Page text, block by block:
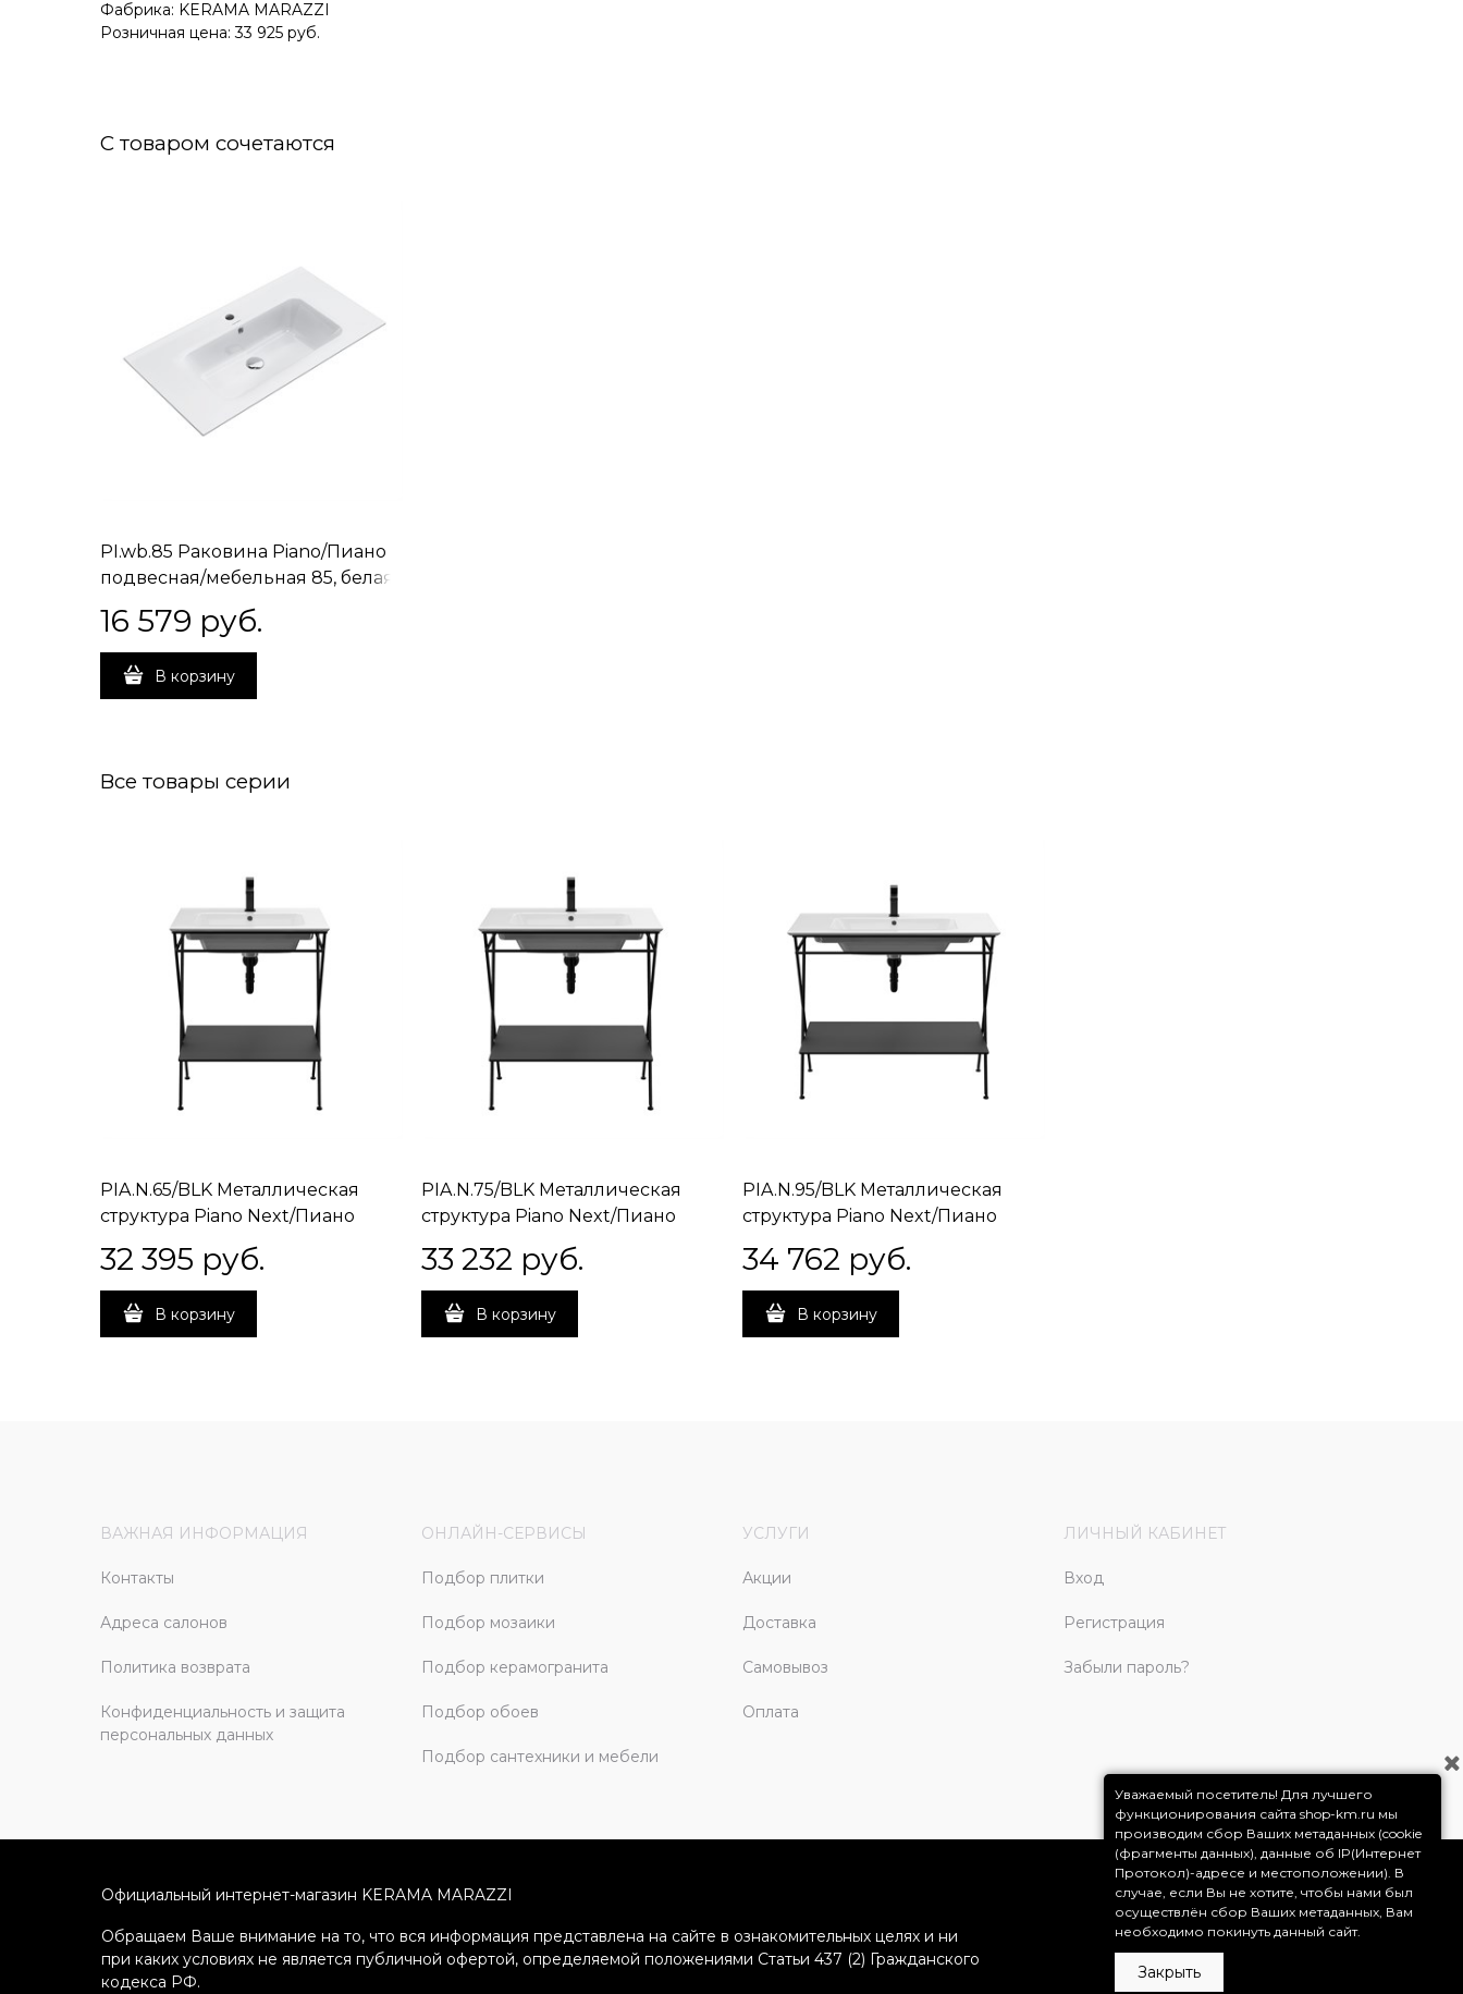
Фабрика: KERAMA MARAZZI
Розничная цена: 33 925 руб.
С товаром сочетаются
PI.wb.85 Раковина Piano/Пиано
подвесная/мебельная 85, белая
16 579 руб.
В корзину
Все товары серии
PIA.N.65/BLK Металлическая
структура Piano Next/Пиано
Некст напольная 65, черная
матовая
32 395 руб.
В корзину
PIA.N.75/BLK Металлическая
структура Piano Next/Пиано
Некст напольная 75, черная
матовая
33 232 руб.
В корзину
PIA.N.95/BLK Металлическая
структура Piano Next/Пиано
Некст напольная 95, черная
матовая
34 762 руб.
В корзину
ВАЖНАЯ ИНФОРМАЦИЯ
Контакты
Адреса салонов
Политика возврата
Конфиденциальность и защита
персональных данных
ОНЛАЙН-СЕРВИСЫ
Подбор плитки
Подбор мозаики
Подбор керамогранита
Подбор обоев
Подбор сантехники и мебели
УСЛУГИ
Акции
Доставка
Самовывоз
Оплата
ЛИЧНЫЙ КАБИНЕТ
Вход
Регистрация
Забыли пароль?
Официальный интернет-магазин KERAMA MARAZZI
Обращаем Ваше внимание на то, что вся информация представлена на сайте в ознакомительных целях и ни
при каких условиях не является публичной офертой, определяемой положениями Статьи 437 (2) Гражданского
кодекса РФ.
Уважаемый посетитель! Для лучшего
функционирования сайта shop-km.ru мы
производим сбор Ваших метаданных (cookie
(фрагменты данных), данные об IP(Интернет
Протокол)-адресе и местоположении). В
случае, если Вы не хотите, чтобы нами был
осуществлён сбор Ваших метаданных, Вам
необходимо покинуть данный сайт.
Закрыть